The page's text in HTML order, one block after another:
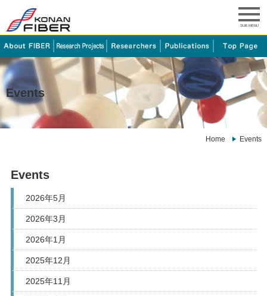
SUB MENU
Events
Home Events
Events
2026年5月
2026年3月
2026年1月
2025年12月
2025年11月